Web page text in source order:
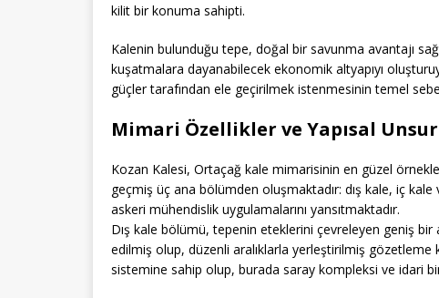
kilit bir konuma sahipti.
Kalenin bulunduğu tepe, doğal bir savunma avantajı
kuşatmalara dayanabilecek ekonomik altyapıyı
güçler tarafından ele geçirilmek istenmesinin temel
Mimari Özellikler ve Yapısal
Kozan Kalesi, Ortaçağ kale mimarisinin en güzel
geçmiş üç ana bölümden oluşmaktadır: dış kale, iç
askeri mühendislik uygulamalarını yansıtmaktadır.
Dış kale bölümü, tepenin eteklerini çevreleyen geniş
edilmiş olup, düzenli aralıklarla yerleştirilmiş
sistemine sahip olup, burada saray kompleksi ve idari